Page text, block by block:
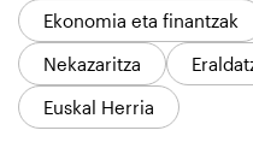
Ekonomia eta finantzak
Nekazaritza
Euskal Herria